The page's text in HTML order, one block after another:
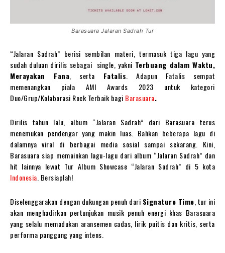
Barasuara Jalaran Sadrah Tur
“Jalaran Sadrah” berisi sembilan materi, termasuk tiga lagu yang
sudah duluan dirilis sebagai single, yakni Terbuang dalam Waktu,
Merayakan Fana, serta Fatalis. Adapun Fatalis sempat
memenangkan piala AMI Awards 2023 untuk kategori
Duo/Grup/Kolaborasi Rock Terbaik bagi Barasuara.
Dirilis tahun lalu, album “Jalaran Sadrah” dari Barasuara terus
menemukan pendengar yang makin luas. Bahkan beberapa lagu di
dalamnya viral di berbagai media sosial sampai sekarang. Kini,
Barasuara siap memainkan lagu-lagu dari album “Jalaran Sadrah” dan
hit lainnya lewat Tur Album Showcase “Jalaran Sadrah” di 5 kota
Indonesia. Bersiaplah!
Diselenggarakan dengan dukungan penuh dari Signature Time, tur ini
akan menghadirkan pertunjukan musik penuh energi khas Barasuara
yang selalu memadukan aransemen cadas, lirik puitis dan kritis, serta
performa panggung yang intens.